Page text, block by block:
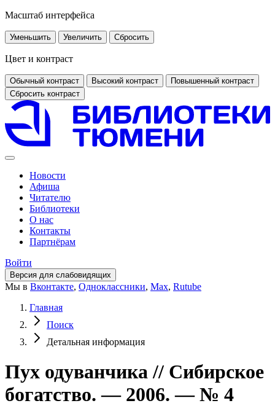
Масштаб интерфейса
Уменьшить Увеличить Сбросить
Цвет и контраст
Обычный контраст Высокий контраст
Повышенный контраст
Сбросить контраст
Новости
Афиша
Читателю
Библиотеки
О нас
Контакты
Партнёрам
Войти
Версия для слабовидящих
Мы в Вконтакте, Одноклассники, Max, Rutube
Главная
Поиск
Детальная информация
Пух одуванчика // Сибирское
богатство. — 2006. — № 4